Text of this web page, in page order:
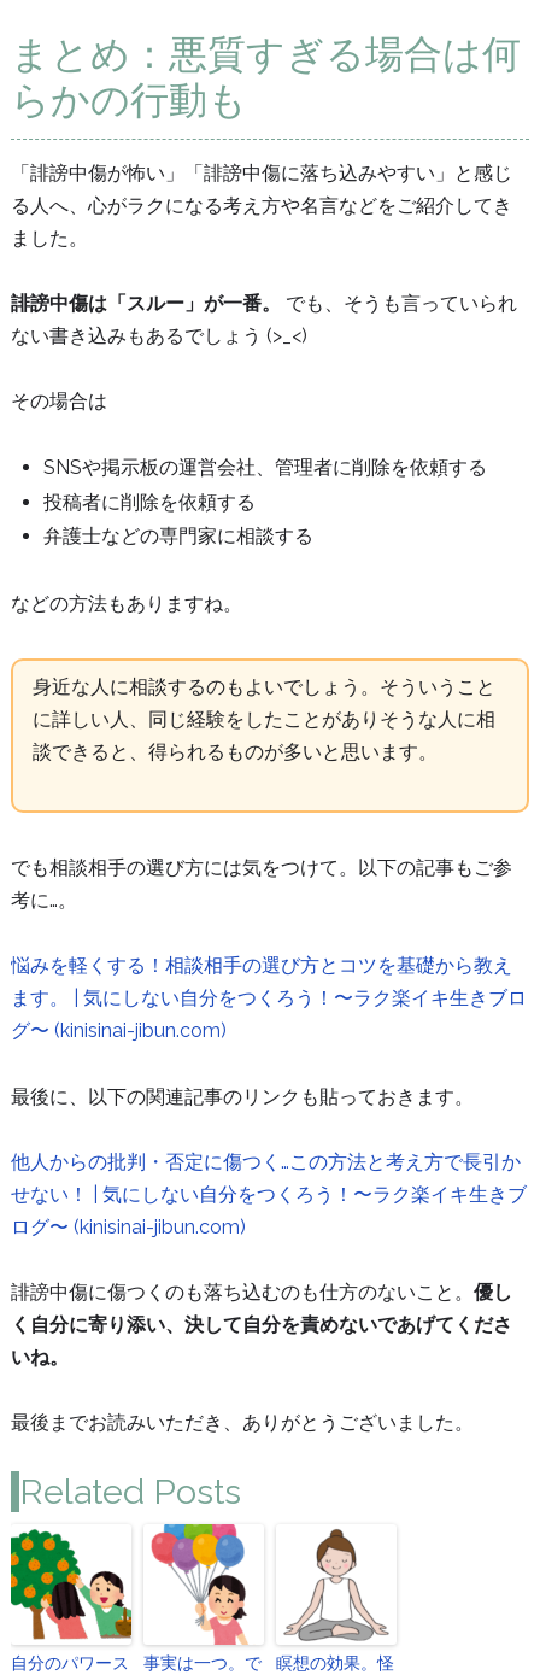
まとめ：悪質すぎる場合は何
らかの行動も
「誹謗中傷が怖い」「誹謗中傷に落ち込みやすい」と感じ
る人へ、心がラクになる考え方や名言などをご紹介してき
ました。
誹謗中傷は「スルー」が一番。
でも、そうも言っていられ
ない書き込みもあるでしょう (>_<)
その場合は
SNSや掲示板の運営会社、管理者に削除を依頼する
投稿者に削除を依頼する
弁護士などの専門家に相談する
などの方法もありますね。
身近な人に相談するのもよいでしょう。そういうこと
に詳しい人、同じ経験をしたことがありそうな人に相
談できると、得られるものが多いと思います。
でも相談相手の選び方には気をつけて。以下の記事もご参
考に…。
悩みを軽くする！相談相手の選び方とコツを基礎から教え
ます。 | 気にしない自分をつくろう！〜ラク楽イキ生きブロ
グ〜 (kinisinai-jibun.com)
最後に、以下の関連記事のリンクも貼っておきます。
他人からの批判・否定に傷つく…この方法と考え方で長引か
せない！ | 気にしない自分をつくろう！〜ラク楽イキ生きブ
ログ〜 (kinisinai-jibun.com)
誹謗中傷に傷つくのも落ち込むのも仕方のないこと。 優し
く自分に寄り添い、決して自分を責めないであげてくださ
いね。
最後までお読みいただき、ありがとうございました。
Related Posts
自分のパワース
事実は一つ。で
瞑想の効果。怪